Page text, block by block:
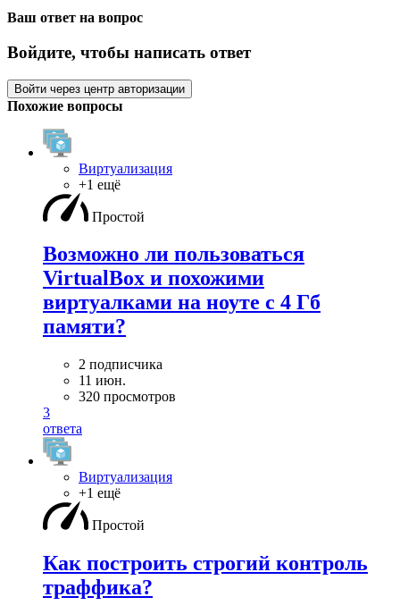
Ваш ответ на вопрос
Войдите, чтобы написать ответ
Войти через центр авторизации
Похожие вопросы
Виртуализация
+1 ещё
Простой
Возможно ли пользоваться
VirtualBox и похожими
виртуалками на ноуте с 4 Гб
памяти?
2 подписчика
11 июн.
320 просмотров
3
ответа
Виртуализация
+1 ещё
Простой
Как построить строгий контроль
траффика?